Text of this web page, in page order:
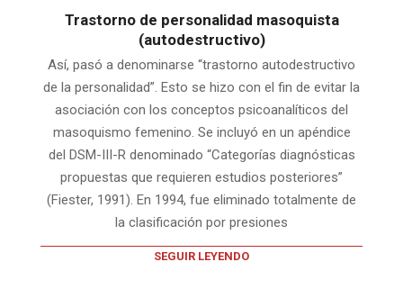
Trastorno de personalidad masoquista
(autodestructivo)
Así, pasó a denominarse “trastorno autodestructivo
de la personalidad”. Esto se hizo con el fin de evitar la
asociación con los conceptos psicoanalíticos del
masoquismo femenino. Se incluyó en un apéndice
del DSM-III-R denominado “Categorías diagnósticas
propuestas que requieren estudios posteriores”
(Fiester, 1991). En 1994, fue eliminado totalmente de
la clasificación por presiones
SEGUIR LEYENDO